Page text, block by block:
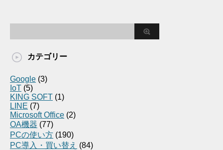
カテゴリー
Google (3)
IoT (5)
KING SOFT (1)
LINE (7)
Microsoft Office (2)
OA機器 (77)
PCの使い方 (190)
PC導入・買い替え (84)